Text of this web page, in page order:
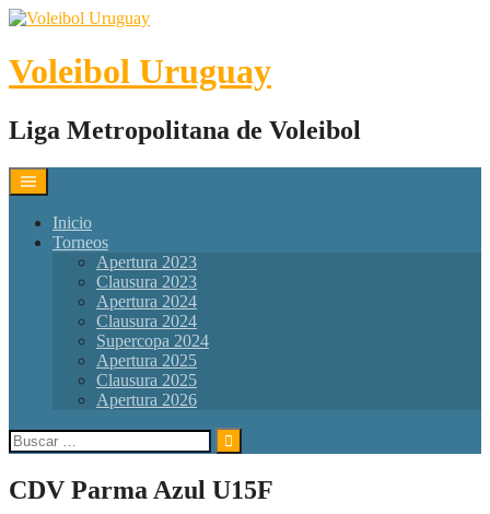
Skip
content
Voleibol Uruguay
Liga Metropolitana de Voleibol
Inicio
Torneos
Apertura 2023
Clausura 2023
Apertura 2024
Clausura 2024
Supercopa 2024
Apertura 2025
Clausura 2025
Apertura 2026
Buscar:
CDV Parma Azul U15F